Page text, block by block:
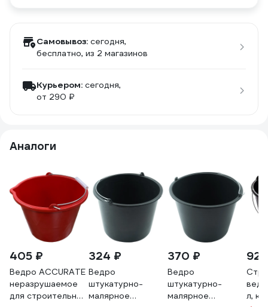
Самовывоз: сегодня,
бесплатно, из 2 магазинов
Курьером: сегодня,
от 290 ₽
Аналоги
405 ₽
Ведро ACCURATE
неразрушаемое
для строительных
324 ₽
Ведро
штукатурно-
малярное
370 ₽
Ведро
штукатурно-
малярное
л,